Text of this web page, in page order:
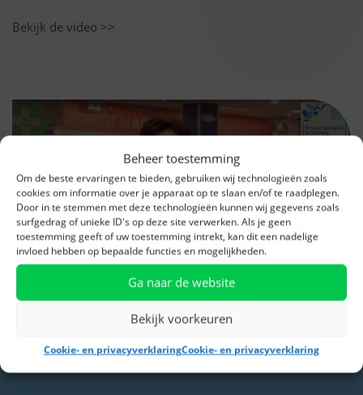
Beheer toestemming
Om de beste ervaringen te bieden, gebruiken wij technologieën zoals
cookies om informatie over je apparaat op te slaan en/of te raadplegen.
Door in te stemmen met deze technologieën kunnen wij gegevens zoals
surfgedrag of unieke ID's op deze site verwerken. Als je geen
toestemming geeft of uw toestemming intrekt, kan dit een nadelige
invloed hebben op bepaalde functies en mogelijkheden.
Ga naar de website
Bekijk voorkeuren
Cookie- en privacyverklaringCookie- en privacyverklaring
Bekijk de video >>